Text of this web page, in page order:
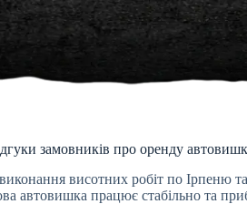
замовників про оренду
висотних робіт по Ірпеню
автовишка працює стабільно та